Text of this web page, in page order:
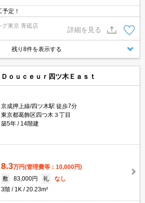
定！
グ東京 青砥店
詳細を見る
残り8件を表示する
ｏｕｃｅｕｒ四ツ木Ｅａｓｔ
京成押上線/四ツ木駅 徒歩7分
東京都葛飾区四つ木３丁目
築5年
14階建
8.3万円(管理費等：10,000円)
敷
83,000円 礼
なし
3階
1K 20.23m²